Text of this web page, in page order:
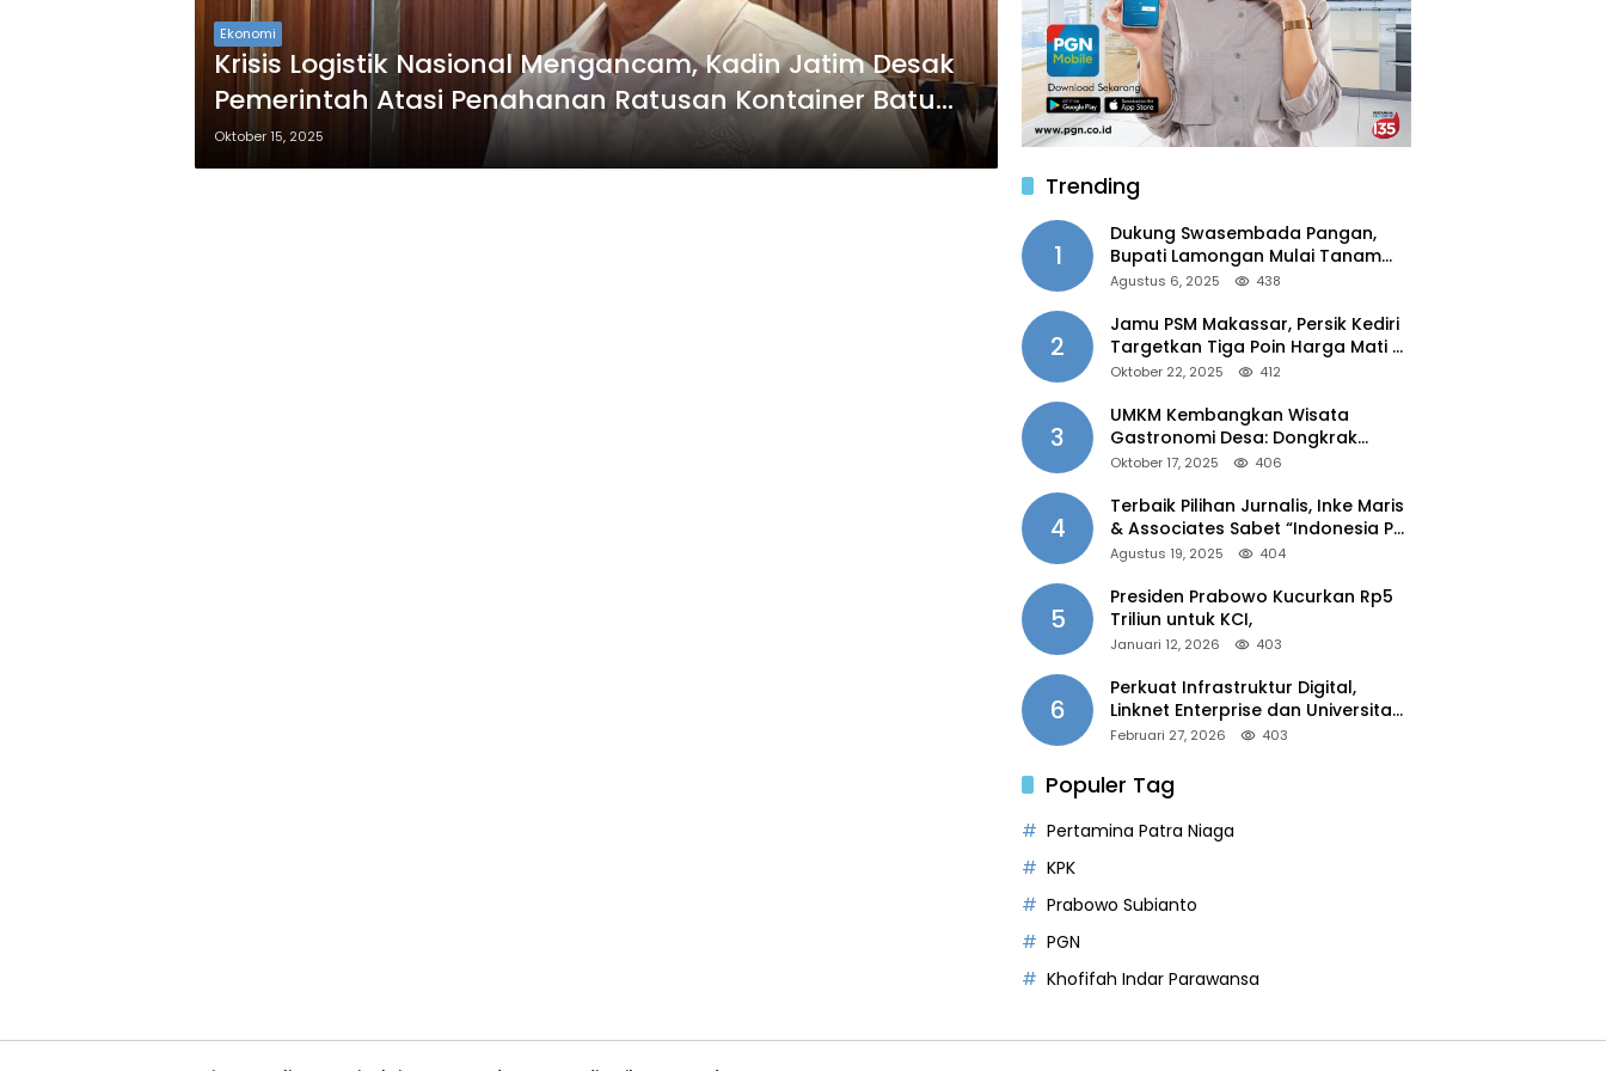
Ekonomi
Krisis Logistik Nasional Mengancam, Kadin Jatim Desak
Pemerintah Atasi Penahanan Ratusan Kontainer Batu
Bara
Oktober 15, 2025
Trending
1
Dukung Swasembada Pangan,
Bupati Lamongan Mulai Tanam
Padi Musim Ketiga
Agustus 6, 2025 438
2
Jamu PSM Makassar, Persik Kediri
Targetkan Tiga Poin Harga Mati di
Kandang
Oktober 22, 2025 412
3
UMKM Kembangkan Wisata
Gastronomi Desa: Dongkrak
Ekonomi Daerah, Perluas Pasar
Oktober 17, 2025 406
4
Terbaik Pilihan Jurnalis, Inke Maris
& Associates Sabet “Indonesia PR
of the Year 2025”
Agustus 19, 2025 404
5
Presiden Prabowo Kucurkan Rp5
Triliun untuk KCI,
Januari 12, 2026 403
6
Perkuat Infrastruktur Digital,
Linknet Enterprise dan Universitas
Jember Jalin Kolaborasi Smart
Februari 27, 2026 403
Populer Tag
Pertamina Patra Niaga
KPK
Prabowo Subianto
PGN
Khofifah Indar Parawansa